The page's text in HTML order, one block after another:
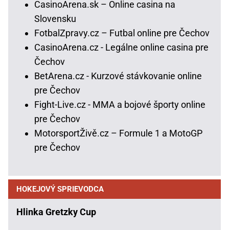
CasinoArena.sk – Online casina na
Slovensku
FotbalZpravy.cz – Futbal online pre Čechov
CasinoArena.cz - Legálne online casina pre
Čechov
BetArena.cz - Kurzové stávkovanie online
pre Čechov
Fight-Live.cz - MMA a bojové športy online
pre Čechov
MotorsportŽivě.cz – Formule 1 a MotoGP
pre Čechov
HOKEJOVÝ SPRIEVODCA
Hlinka Gretzky Cup